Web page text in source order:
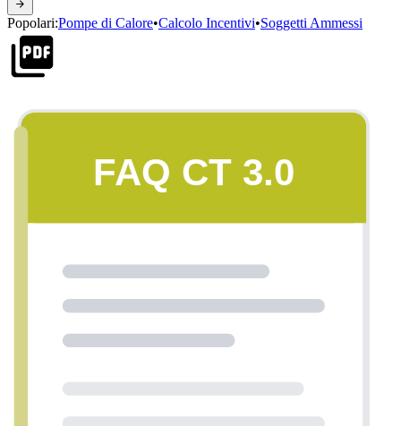
Popolari:Pompe di Calore•Calcolo Incentivi•Soggetti Ammessi
FAQ CT 3.0